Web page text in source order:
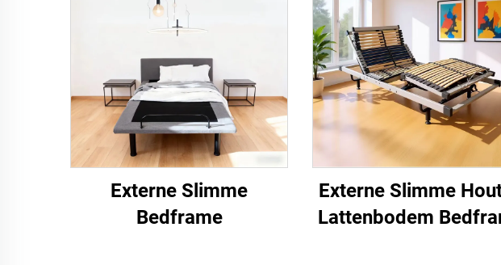
Externe Slimme
Bedframe
Externe Slimme
Lattenbodem